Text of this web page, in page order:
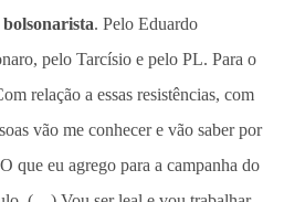
. Pelo Eduardo
pelo Tarcísio e pelo PL. Para o
relação a essas resistências, com
vão me conhecer e vão saber por
que eu agrego para a campanha do